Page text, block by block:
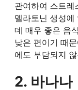
관여하여 스트레
멜라토닌 생성에
데 매우 좋은 음
낮은 편이기 때
에도 부담되지
2. 바나나